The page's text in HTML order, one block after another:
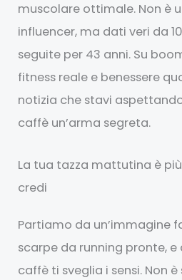
muscolare ottimale. Non è
influencer, ma dati veri da
seguite per 43 anni. Su
fitness reale e benessere
notizia che stavi
caffè un’arma segreta.
La tua tazza mattutina è
credi
Partiamo da un’immagine
scarpe da running pronte,
caffè ti sveglia i sensi. Non